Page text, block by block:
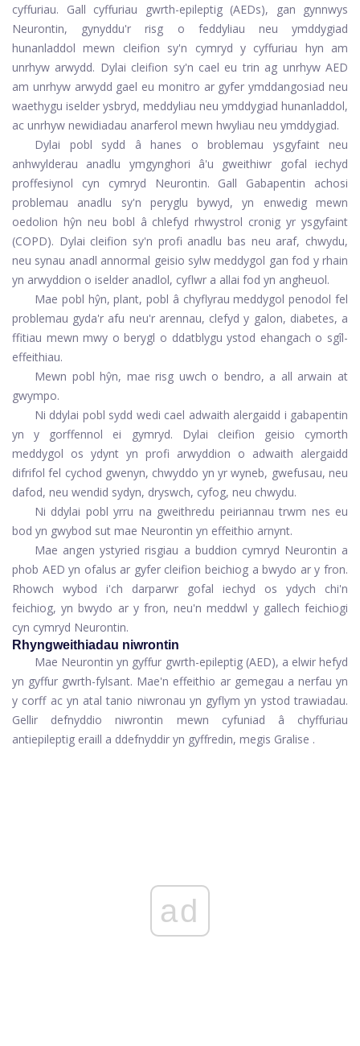
cyffuriau. Gall cyffuriau gwrth-epileptig (AEDs), gan gynnwys
Neurontin, gynyddu'r risg o feddyliau neu ymddygiad
hunanladdol mewn cleifion sy'n cymryd y cyffuriau hyn am
unrhyw arwydd. Dylai cleifion sy'n cael eu trin ag unrhyw AED
am unrhyw arwydd gael eu monitro ar gyfer ymddangosiad neu
waethygu iselder ysbryd, meddyliau neu ymddygiad hunanladdol,
ac unrhyw newidiadau anarferol mewn hwyliau neu ymddygiad.
Dylai pobl sydd â hanes o broblemau ysgyfaint neu
anhwylderau anadlu ymgynghori â'u gweithiwr gofal iechyd
proffesiynol cyn cymryd Neurontin. Gall Gabapentin achosi
problemau anadlu sy'n peryglu bywyd, yn enwedig mewn
oedolion hŷn neu bobl â chlefyd rhwystrol cronig yr ysgyfaint
(COPD). Dylai cleifion sy'n profi anadlu bas neu araf, chwydu,
neu synau anadl annormal geisio sylw meddygol gan fod y rhain
yn arwyddion o iselder anadlol, cyflwr a allai fod yn angheuol.
Mae pobl hŷn, plant, pobl â chyflyrau meddygol penodol fel
problemau gyda'r afu neu'r arennau, clefyd y galon, diabetes, a
ffitiau mewn mwy o berygl o ddatblygu ystod ehangach o sgîl-
effeithiau.
Mewn pobl hŷn, mae risg uwch o bendro, a all arwain at
gwympo.
Ni ddylai pobl sydd wedi cael adwaith alergaidd i gabapentin
yn y gorffennol ei gymryd. Dylai cleifion geisio cymorth
meddygol os ydynt yn profi arwyddion o adwaith alergaidd
difrifol fel cychod gwenyn, chwyddo yn yr wyneb, gwefusau, neu
dafod, neu wendid sydyn, dryswch, cyfog, neu chwydu.
Ni ddylai pobl yrru na gweithredu peiriannau trwm nes eu
bod yn gwybod sut mae Neurontin yn effeithio arnynt.
Mae angen ystyried risgiau a buddion cymryd Neurontin a
phob AED yn ofalus ar gyfer cleifion beichiog a bwydo ar y fron.
Rhowch wybod i'ch darparwr gofal iechyd os ydych chi'n
feichiog, yn bwydo ar y fron, neu'n meddwl y gallech feichiogi
cyn cymryd Neurontin.
Rhyngweithiadau niwrontin
Mae Neurontin yn gyffur gwrth-epileptig (AED), a elwir hefyd
yn gyffur gwrth-fylsant. Mae'n effeithio ar gemegau a nerfau yn
y corff ac yn atal tanio niwronau yn gyflym yn ystod trawiadau.
Gellir defnyddio niwrontin mewn cyfuniad â chyffuriau
antiepileptig eraill a ddefnyddir yn gyffredin, megis Gralise .
ad